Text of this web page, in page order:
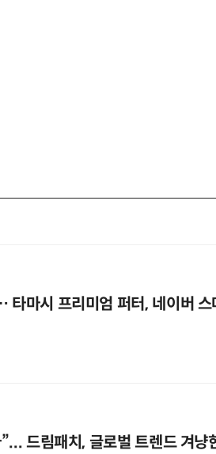
마시 프리미엄 퍼터, 네이버 스
드림패치, 글로벌 트렌드 겨냥